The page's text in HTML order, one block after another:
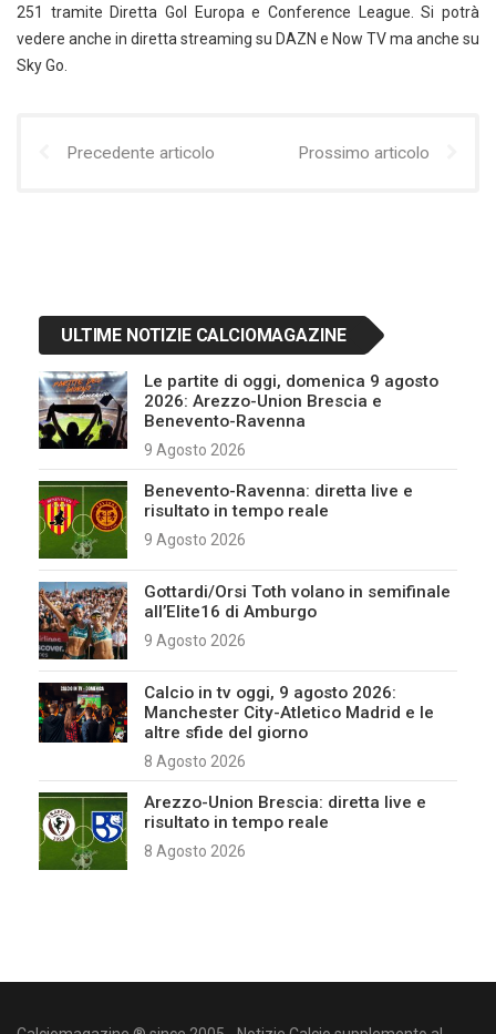
251 tramite Diretta Gol Europa e Conference League. Si potrà
vedere anche in diretta streaming su DAZN e Now TV ma anche su
Sky Go.
Precedente articolo Prossimo articolo
ULTIME NOTIZIE CALCIOMAGAZINE
Le partite di oggi, domenica 9 agosto
2026: Arezzo-Union Brescia e
Benevento-Ravenna
9 Agosto 2026
Benevento-Ravenna: diretta live e
risultato in tempo reale
9 Agosto 2026
Gottardi/Orsi Toth volano in semifinale
all’Elite16 di Amburgo
9 Agosto 2026
Calcio in tv oggi, 9 agosto 2026:
Manchester City-Atletico Madrid e le
altre sfide del giorno
8 Agosto 2026
Arezzo-Union Brescia: diretta live e
risultato in tempo reale
8 Agosto 2026